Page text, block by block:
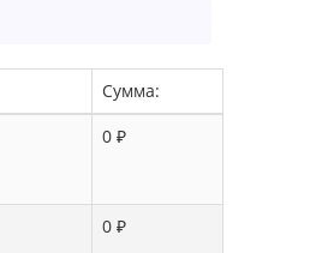
Сумма:
0 ₽
0 ₽